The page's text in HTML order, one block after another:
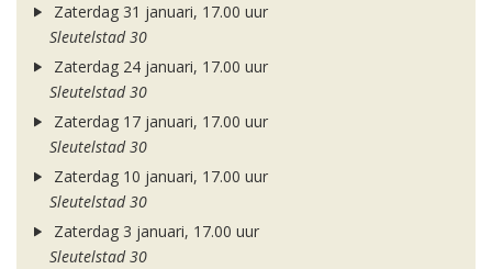
Zaterdag 31 januari, 17.00 uur
Sleutelstad 30
Zaterdag 24 januari, 17.00 uur
Sleutelstad 30
Zaterdag 17 januari, 17.00 uur
Sleutelstad 30
Zaterdag 10 januari, 17.00 uur
Sleutelstad 30
Zaterdag 3 januari, 17.00 uur
Sleutelstad 30